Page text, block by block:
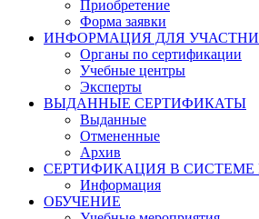
Приобретение
Форма заявки
ИНФОРМАЦИЯ ДЛЯ
Органы по сертификации
Учебные центры
Эксперты
ВЫДАННЫЕ СЕРТИФИКАТЫ
Выданные
Отмененные
Архив
СЕРТИФИКАЦИЯ В СИСТЕМЕ
Информация
ОБУЧЕНИЕ